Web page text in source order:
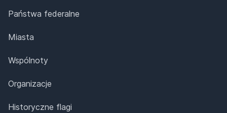
Państwa federalne
Miasta
Wspólnoty
Organizacje
Historyczne flagi